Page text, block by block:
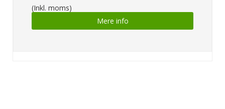
(Inkl. moms)
Mere info